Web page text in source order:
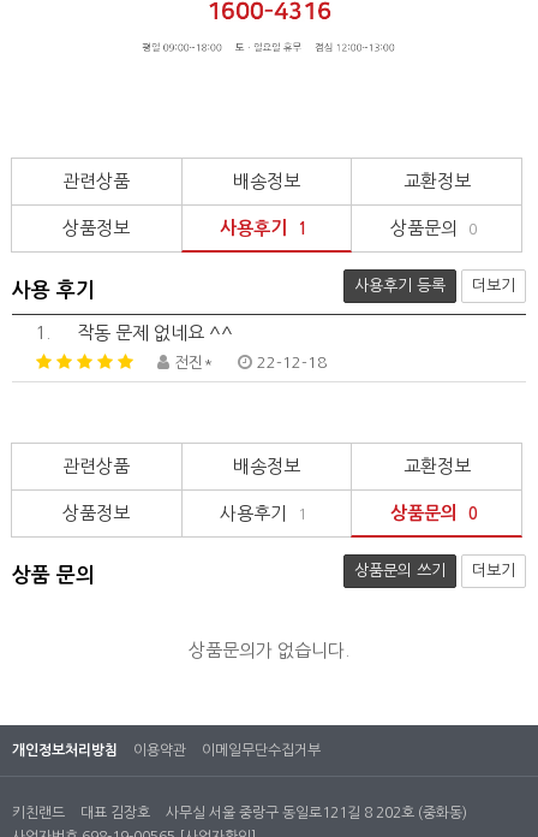
관련상품 배송정보 교환정보
상품정보 사용후기 1 상품문의 0
사용 후기 사용후기 등록 더보기
1. 작동 문제 없네요 ^^
전진* 22-12-18
관련상품 배송정보 교환정보
상품정보 사용후기 1 상품문의 0
상품 문의 상품문의 쓰기 더보기
상품문의가 없습니다.
개인정보처리방침 이용약관 이메일무단수집거부
키친랜드 대표 김장호
사무실 서울 중랑구 동일로121길 8 202호 (중화동)